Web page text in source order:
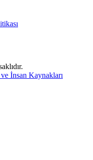
İnsan Kaynakları